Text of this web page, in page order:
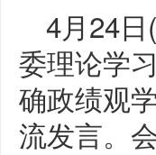
4月24
委理论学
确政绩观
流发言。